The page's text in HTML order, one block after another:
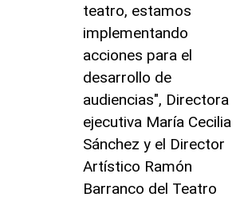
teatro, estamos
implementando
acciones para el
desarrollo de
audiencias", Directora
ejecutiva María Cecilia
Sánchez y el Director
Artístico Ramón
Barranco del Teatro